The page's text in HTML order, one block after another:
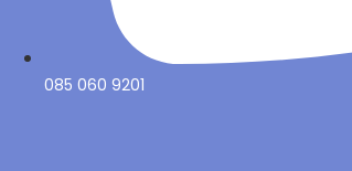
085 060 9201